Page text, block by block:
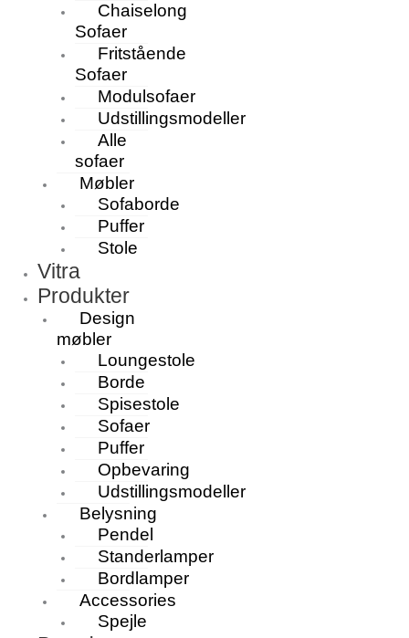
Chaiselong
Sofaer
Fritstående
Sofaer
Modulsofaer
Udstillingsmodeller
Alle
sofaer
Møbler
Sofaborde
Puffer
Stole
Vitra
Produkter
Design
møbler
Loungestole
Borde
Spisestole
Sofaer
Puffer
Opbevaring
Udstillingsmodeller
Belysning
Pendel
Standerlamper
Bordlamper
Accessories
Spejle